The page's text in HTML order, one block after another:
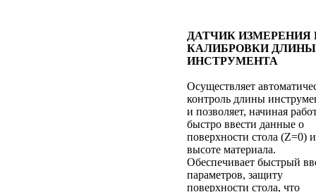
ДАТЧИК ИЗМЕРЕНИЯ
КАЛИБРОВКИ ДЛИНЫ
ИНСТРУМЕНТА
Осуществляет
контроль длины
и позволяет, начиная
быстро ввести данные о
поверхности стола (Z=0)
высоте материала.
Обеспечивает быстрый
параметров, защиту
поверхности стола, что